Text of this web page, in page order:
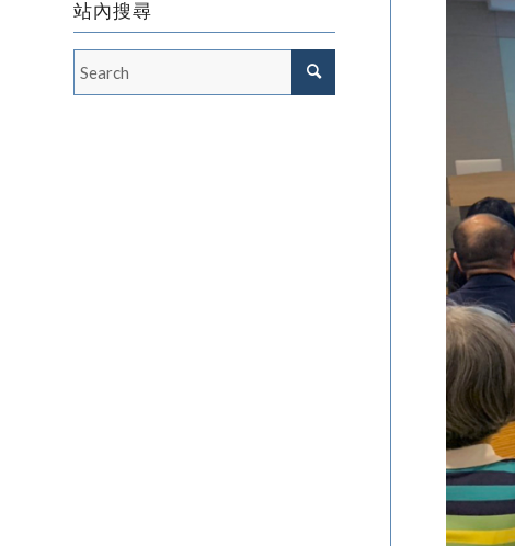
站內搜尋